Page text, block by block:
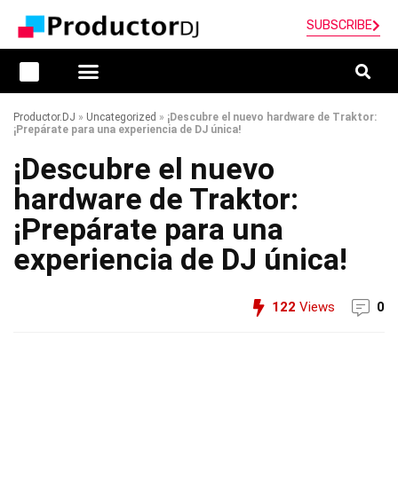
SUBSCRIBE
Productor.DJ » Uncategorized » ¡Descubre el nuevo hardware de Traktor:
¡Prepárate para una experiencia de DJ única!
¡Descubre el nuevo
hardware de Traktor:
¡Prepárate para una
experiencia de DJ única!
122 Views 0